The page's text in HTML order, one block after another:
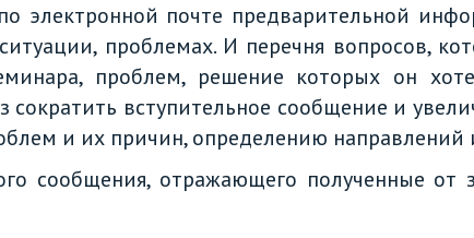
электронной почте предварительной
проблемах. И перечня вопросов,
проблем, решение которых он
сократить вступительное сообщение и
и их причин, определению направлений
сообщения, отражающего полученные от